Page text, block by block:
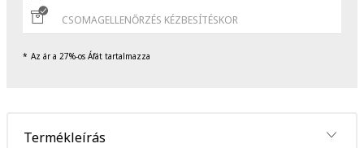
CSOMAGELLENŐRZÉS KÉZBESÍTÉSKOR
Az ár a 27%-os Áfát tartalmazza
Termékleírás